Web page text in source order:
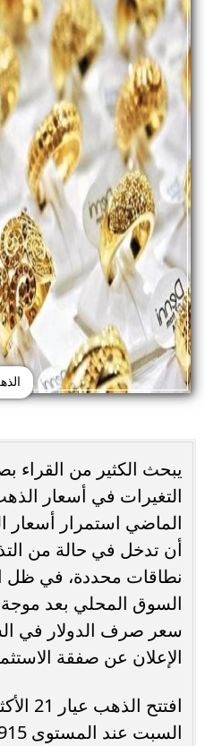
يبحث الكثير من
التغيرات في أسعار
الماضي استمرار
أن تدخل في حالة من
نطاقات محددة، في ظل
السوق المحلي بعد موجة
سعر صرف الدولار في
الإعلان عن صفقة
افتتح